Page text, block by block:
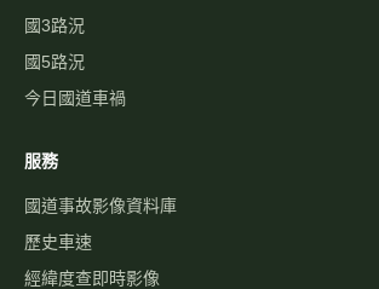
國3路況
國5路況
今日國道車禍
服務
國道事故影像資料庫
歷史車速
經緯度查即時影像